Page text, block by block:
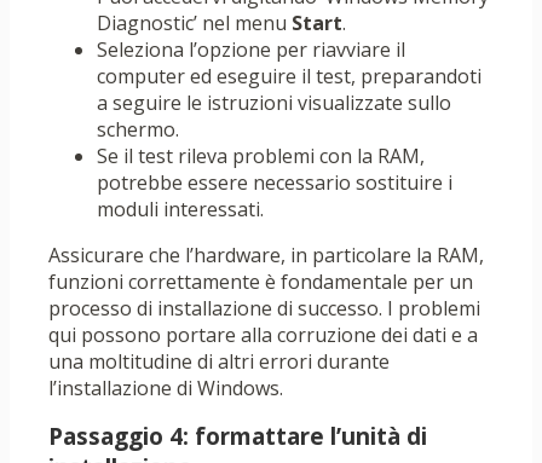
Diagnostic’ nel menu Start.
Seleziona l’opzione per riavviare il
computer ed eseguire il test, preparandoti
a seguire le istruzioni visualizzate sullo
schermo.
Se il test rileva problemi con la RAM,
potrebbe essere necessario sostituire i
moduli interessati.
Assicurare che l’hardware, in particolare la RAM,
funzioni correttamente è fondamentale per un
processo di installazione di successo. I problemi
qui possono portare alla corruzione dei dati e a
una moltitudine di altri errori durante
l’installazione di Windows.
Passaggio 4: formattare l’unità di